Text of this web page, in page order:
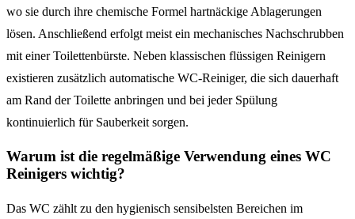
wo sie durch ihre chemische Formel hartnäckige Ablagerungen
lösen. Anschließend erfolgt meist ein mechanisches Nachschrubben
mit einer Toilettenbürste. Neben klassischen flüssigen Reinigern
existieren zusätzlich automatische WC-Reiniger, die sich dauerhaft
am Rand der Toilette anbringen und bei jeder Spülung
kontinuierlich für Sauberkeit sorgen.
Warum ist die regelmäßige Verwendung eines WC
Reinigers wichtig?
Das WC zählt zu den hygienisch sensibelsten Bereichen im